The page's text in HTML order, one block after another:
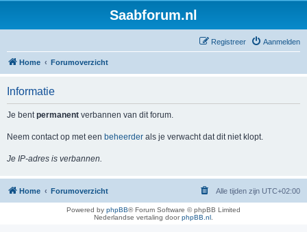
Saabforum.nl
Aanmelden
Registreer
Home Forumoverzicht
Informatie
Je bentpermanent verbannen van dit forum.
Neem contact op met een beheerder als je verwacht dat dit niet klopt.
Je IP-adres is verbannen.
Home Forumoverzicht Alle tijden zijn UTC+02:00
Powered by phpBB® Forum Software © phpBB Limited
Nederlandse vertaling doorphpBB.nl